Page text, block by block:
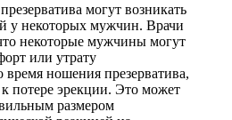
могут возникать
у некоторых мужчин. Врачи
некоторые мужчины могут
или утрату
время ношения презерватива,
потере эрекции. Это может
размером